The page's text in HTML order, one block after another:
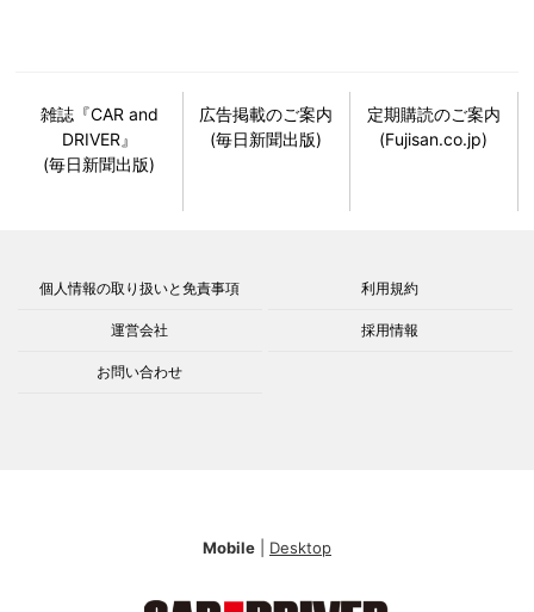
雑誌『CAR and
DRIVER』
(毎日新聞出版)
広告掲載のご案内
(毎日新聞出版)
定期購読のご案内
(Fujisan.co.jp)
個人情報の取り扱いと免責事項 利用規約
運営会社 採用情報
お問い合わせ
Mobile Desktop